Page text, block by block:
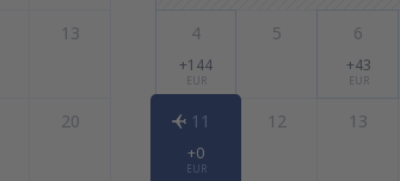
13
20
4
+144
EUR
5 6
+43
EUR
11
+0
EUR
12 13